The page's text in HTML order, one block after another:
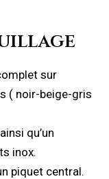
sur
( noir-beige-gris
qu’un
inox.
piquet central.